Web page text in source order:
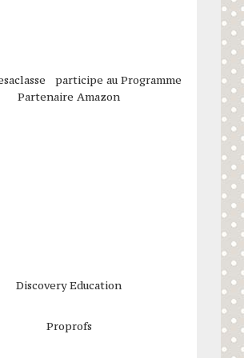
participe au Programme
Partenaire Amazon
Discovery Education
Proprofs